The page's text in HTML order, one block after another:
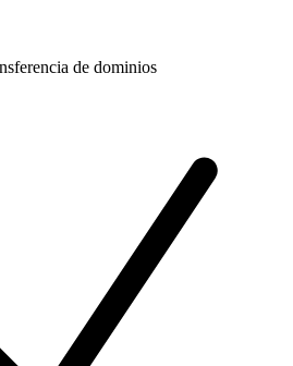
de dominios